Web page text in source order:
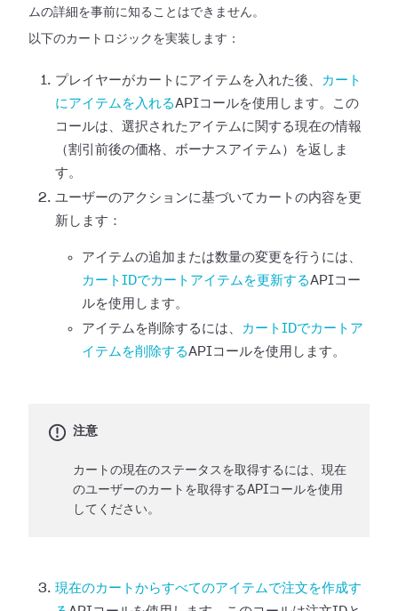
ムの詳細を事前に知ることはできません。
以下のカートロジックを実装します：
プレイヤーがカートにアイテムを入れた後、
カート
にアイテムを入れるAPIコールを使用します。この
コールは、選択されたアイテムに関する現在の情報
（割引前後の価格、ボーナスアイテム）を返しま
す。
ユーザーのアクションに基づいてカートの内容を更
新します：
アイテムの追加または数量の変更を行うには、
カートIDでカートアイテムを更新するAPIコー
ルを使用します。
アイテムを削除するには、
カートIDでカートア
イテムを削除するAPIコールを使用します。
注意
カートの現在のステータスを取得するには、現在
のユーザーのカートを取得するAPIコールを使用
してください。
現在のカートからすべてのアイテムで注文を作成す